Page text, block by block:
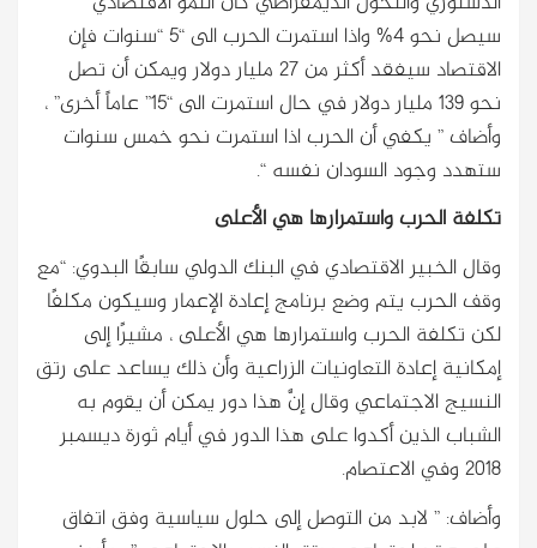
سيصل نحو 4% واذا استمرت الحرب الى “5 “سنوات فإن
الاقتصاد سيفقد أكثر من 27 مليار دولار ويمكن أن تصل
نحو 139 مليار دولار في حال استمرت الى “15” عاماً أخرى” ،
وأضاف ” يكفي أن الحرب اذا استمرت نحو خمس سنوات
ستهدد وجود السودان نفسه “.
تكلفة الحرب واستمرارها هي الأعلى
وقال الخبير الاقتصادي في البنك الدولي سابقًا البدوي: “مع
وقف الحرب يتم وضع برنامج إعادة الإعمار وسيكون مكلفًا
لكن تكلفة الحرب واستمرارها هي الأعلى ، مشيرًا إلى
إمكانية إعادة التعاونيات الزراعية وأن ذلك يساعد على رتق
النسيج الاجتماعي وقال إنَّ هذا دور يمكن أن يقوم به
الشباب الذين أكدوا على هذا الدور في أيام ثورة ديسمبر
2018 وفي الاعتصام.
وأضاف: ” لابد من التوصل إلى حلول سياسية وفق اتفاق